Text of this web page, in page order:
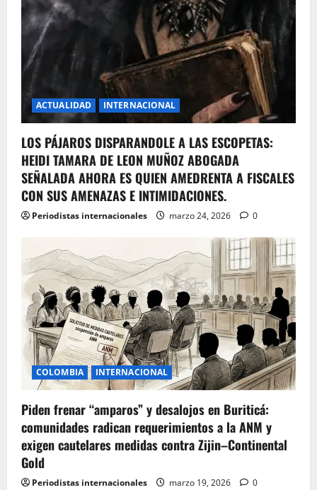
ACTUALIDAD INTERNACIONAL
LOS PÁJAROS DISPARANDOLE A LAS ESCOPETAS:
HEIDI TAMARA DE LEON MUÑOZ ABOGADA
SEÑALADA AHORA ES QUIEN AMEDRENTA A FISCALES
CON SUS AMENAZAS E INTIMIDACIONES.
Periodistas internacionales marzo 24, 2026 0
COLOMBIA INTERNACIONAL
Piden frenar “amparos” y desalojos en Buriticá:
comunidades radican requerimientos a la ANM y
exigen cautelares medidas contra Zijin–Continental
Gold
Periodistas internacionales marzo 19, 2026 0